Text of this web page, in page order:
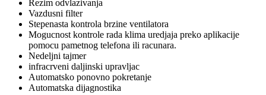
Rezim odvlazivanja
Vazdusni filter
Stepenasta kontrola brzine ventilatora
Mogucnost kontrole rada klima uredjaja preko aplikacije
pomocu pametnog telefona ili racunara.
Nedeljni tajmer
infracrveni daljinski upravljac
Automatsko ponovno pokretanje
Automatska dijagnostika